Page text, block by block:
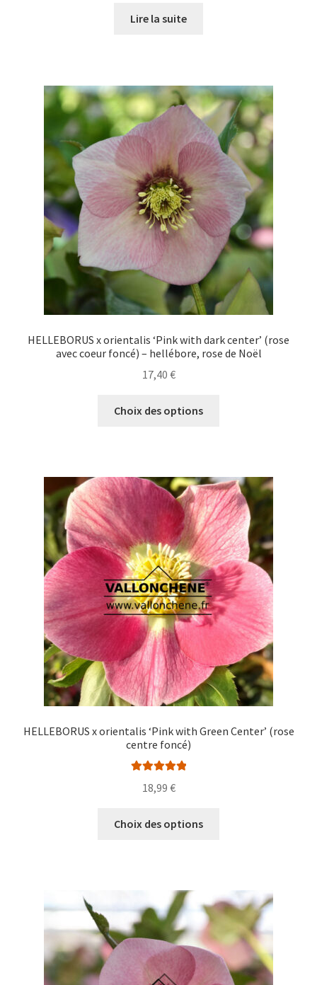
Lire la suite
HELLEBORUS x orientalis ‘Pink with dark center’ (rose
avec coeur foncé) – hellébore, rose de Noël
17,40 €
Choix des options
variations.
Les
options
peuvent
être
choisies
sur
la
page
du
produit
HELLEBORUS x orientalis ‘Pink with Green Center’ (rose
centre foncé)
18,99 €
Choix des options
variations.
Les
options
peuvent
être
choisies